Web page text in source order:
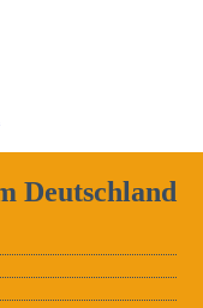
Deutschland